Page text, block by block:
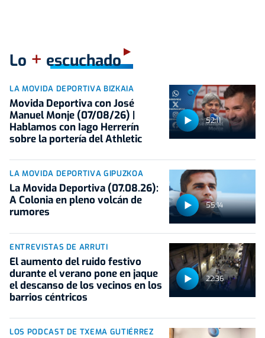
Lo + escuchado
52:11
LA MOVIDA DEPORTIVA BIZKAIA
Movida Deportiva con José
Manuel Monje (07/08/26) |
Hablamos con Iago Herrerín
sobre la portería del Athletic
55:14
LA MOVIDA DEPORTIVA GIPUZKOA
La Movida Deportiva (07.08.26):
A Colonia en pleno volcán de
rumores
22:36
ENTREVISTAS DE ARRUTI
El aumento del ruido festivo
durante el verano pone en jaque
el descanso de los vecinos en los
barrios céntricos
LOS PODCAST DE TXEMA GUTIÉRREZ